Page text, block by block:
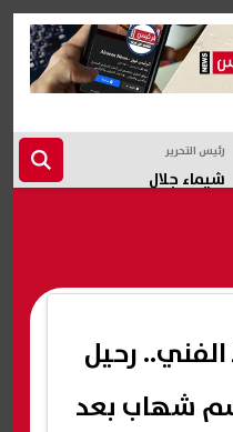
رئيس التحرير
شيماء جلال
رحيل
شهاب بعد